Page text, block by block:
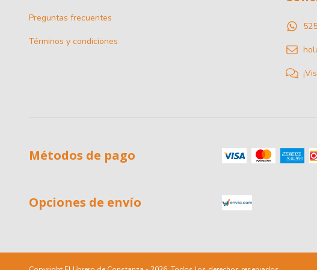
Preguntas frecuentes
Términos y condiciones
Métodos de pago
Opciones de envío